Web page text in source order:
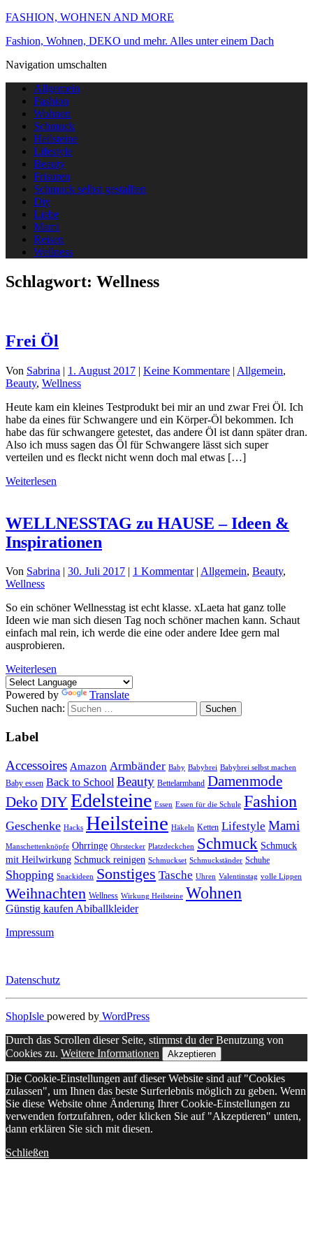
FASHION, WOHNEN AND MORE
Fashion, Wohnen, DEKO und mehr. Alles unter einem Dach
Navigation umschalten
Allgemein
Fashion
Wohnen
Schmuck
Heilsteine
Lifestyle
Beauty
Frisuren
Schmuck selbst gestallten
Diy
Liebe
Mami
Reisen
Wellness
Schlagwort: Wellness
Frei Öl
Von Sabrina | 1. August 2017 | Keine Kommentare | Allgemein,
Beauty, Wellness
Heute kam ein kleines Testprodukt bei mir an und zwar Frei Öl. Ich
habe da eines für Schwangere und ein Körper-Öl bekommen. Ich
habe das für schwangere getestet, das andere Öl ist dann später dran.
Also ich muss sagen das Öl für Schwangere lässt sich super
verteilen und es fleckt nicht wenn doch mal etwas […]
Weiterlesen
WELLNESSTAG zu HAUSE – Ideen &
Inspirationen
Von Sabrina | 30. Juli 2017 | 1 Kommentar| Allgemein, Beauty,
Wellness
So ein schöner Wellnesstag ist echt klasse. xLaeta hat ganz tolle
Ideen wie man sich diesen Tag noch schöner machen kann. Schaut
einfach mal rein, ich werde die eine oder andere Idee gern mal
ausprobieren.
Weiterlesen
Powered by
Translate
Suchen nach:
Label
Accessoires Amazon Armbänder Baby Babybrei Babybrei selbst machen
Baby essen Back to School Beauty Bettelarmband Damenmode
Deko DIYEdelsteine Essen Essen für die Schule Fashion
Geschenke Hacks Heilsteine Häkeln Ketten Lifestyle Mami
Manschettenknöpfe Ohrringe Ohrstecker Platzdeckchen Schmuck Schmuck
mit Heilwirkung Schmuck reinigen Schmuckset Schmuckständer Schuhe
Shopping Snackideen Sonstiges Tasche Uhren Valentinstag volle Lippen
Weihnachten Wellness Wirkung Heilsteine Wohnen
Günstig kaufen Abiballkleider
Impressum
Datenschutz
ShopIsle powered by WordPress
Durch das Scrollen dieser Seite, stimmst du der Benutzung von
Cookies zu. Weitere Informationen Akzeptieren
Die Cookie-Einstellungen auf dieser Website sind auf "Cookies
zulassen", um Ihnen das beste Surferlebnis möglich zu geben. Wenn
Sie diese Website ohne Änderung Ihrer Cookie-Einstellungen zu
verwenden fortzufahren, oder klicken Sie auf "Akzeptieren" unten,
dann erklären Sie sich mit diesen.
Schließen